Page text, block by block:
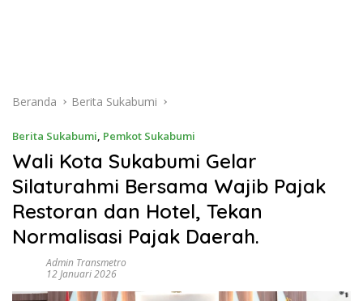
Beranda Berita Sukabumi
Berita Sukabumi, Pemkot Sukabumi
Wali Kota Sukabumi Gelar
Silaturahmi Bersama Wajib Pajak
Restoran dan Hotel, Tekan
Normalisasi Pajak Daerah.
Admin Transmetro
12 Januari 2026